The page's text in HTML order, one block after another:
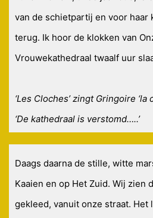
van de schietpartij en voor haar
terug. Ik hoor de klokken van
Vrouwekathedraal twaalf uur
‘Les Cloches’ zingt Gringoire ‘la
‘De kathedraal is verstomd…..’
Daags daarna de stille, witte
Kaaien en op Het Zuid. Wij zien
gekleed, vanuit onze straat. Het